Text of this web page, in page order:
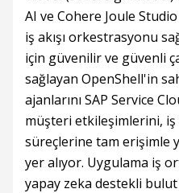
AI ve Cohere Joule
iş akışı orkestrasyonu
için güvenilir ve güvenli
sağlayan OpenShell'in
ajanlarını SAP Service
müşteri etkileşimlerini,
süreçlerine tam erişimle
yer alıyor. Uygulama iş
yapay zeka destekli bulut